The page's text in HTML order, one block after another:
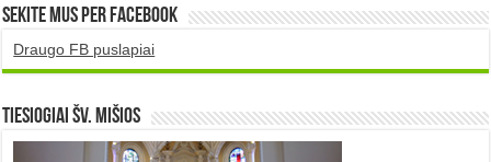
Sekite mus per Facebook
Draugo FB puslapiai
TIESIOGIAI šv. MIŠIOS